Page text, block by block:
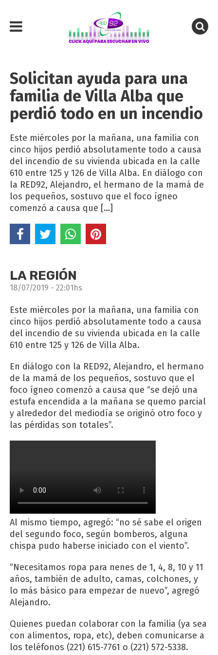
Solicitan ayuda para una
familia de Villa Alba que
perdió todo en un incendio
Este miércoles por la mañana, una familia con
cinco hijos perdió absolutamente todo a causa
del incendio de su vivienda ubicada en la calle
610 entre 125 y 126 de Villa Alba. En diálogo con
la RED92, Alejandro, el hermano de la mamá de
los pequeños, sostuvo que el foco ígneo
comenzó a causa que […]
LA REGIÓN
18/07/2019 - 22:01hs
Este miércoles por la mañana, una familia con
cinco hijos perdió absolutamente todo a causa
del incendio de su vivienda ubicada en la calle
610 entre 125 y 126 de Villa Alba.
En diálogo con la RED92, Alejandro, el hermano
de la mamá de los pequeños, sostuvo que el
foco ígneo comenzó a causa que “se dejó una
estufa encendida a la mañana se quemo parcial
y alrededor del mediodía se originó otro foco y
las pérdidas son totales”.
Al mismo tiempo, agregó: “no sé sabe el origen
del segundo foco, según bomberos, alguna
chispa pudo haberse iniciado con el viento”.
“Necesitamos ropa para nenes de 1, 4, 8, 10 y 11
años, también de adulto, camas, colchones, y
lo más básico para empezar de nuevo”, agregó
Alejandro.
Quienes puedan colaborar con la familia (ya sea
con alimentos, ropa, etc), deben comunicarse a
los teléfonos (221) 615-7761 o (221) 572-5338.